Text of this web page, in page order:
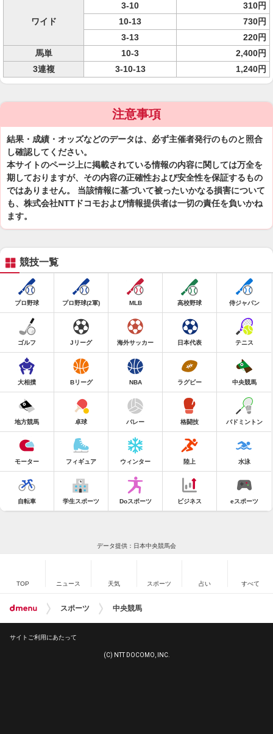
ワイド
3-10
310円
10-13
730円
3-13
220円
馬単
10-3
2,400円
3連複
3-10-13 1,240円
注意事項
結果・成績・オッズなどのデータは、必ず主催者発行のものと照合
し確認してください。
本サイトのページ上に掲載されている情報の内容に関しては万全を
期しておりますが、その内容の正確性および安全性を保証するもの
ではありません。 当該情報に基づいて被ったいかなる損害について
も、株式会社NTTドコモおよび情報提供者は一切の責任を負いかね
ます。
競技一覧
プロ野球 プロ野球(2軍) MLB 高校野球 侍ジャパン
ゴルフ Jリーグ 海外サッカー 日本代表 テニス
大相撲 Bリーグ NBA ラグビー 中央競馬
地方競馬 卓球 バレー 格闘技 バドミントン
モーター フィギュア ウィンター 陸上 水泳
自転車 学生スポーツ Doスポーツ ビジネス eスポーツ
データ提供：日本中央競馬会
TOP ニュース 天気 スポーツ 占い すべて
スポーツ 中央競馬
サイトご利用にあたって
(C) NTT DOCOMO, INC.